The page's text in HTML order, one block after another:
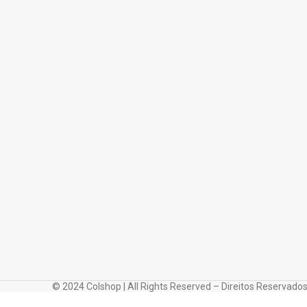
© 2024 Colshop | All Rights Reserved – Direitos Reservados